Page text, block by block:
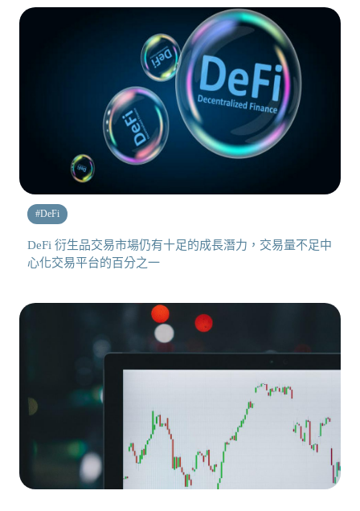
#DeFi
DeFi 衍生品交易市場仍有十足的成長潛力，交易量不足中
心化交易平台的百分之一